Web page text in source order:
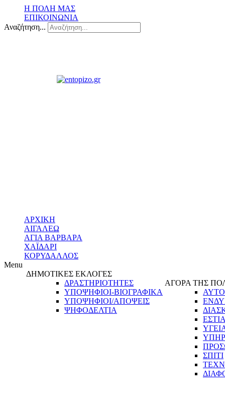
Η ΠΟΛΗ ΜΑΣ
ΕΠΙΚΟΙΝΩΝΙΑ
Αναζήτηση...
ΑΡΧΙΚΗ
ΑΙΓΑΛΕΩ
ΑΓΙΑ ΒΑΡΒΑΡΑ
ΧΑΪΔΑΡΙ
ΚΟΡΥΔΑΛΛΟΣ
Menu
ΔΗΜΟΤΙΚΕΣ ΕΚΛΟΓΕΣ
ΔΡΑΣΤΗΡΙΟΤΗΤΕΣ
ΥΠΟΨΗΦΙΟΙ-ΒΙΟΓΡΑΦΙΚΑ
ΥΠΟΨΗΦΙΟΙ/ΑΠΟΨΕΙΣ
ΨΗΦΟΔΕΛΤΙΑ
ΑΓΟΡΑ ΤΗΣ
ΣΠΙΤΙ